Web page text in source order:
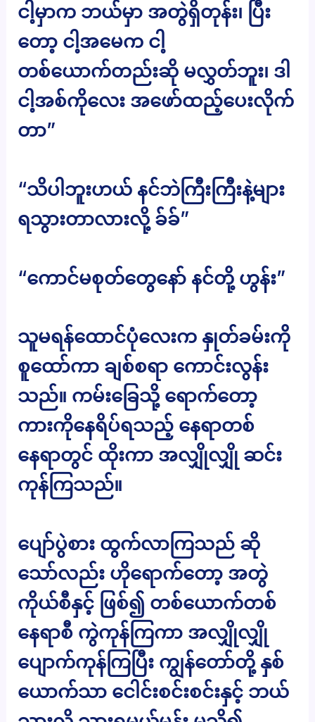
ငါ့မှာက ဘယ်မှာ အတွဲရှိတုန်း၊ ပြီး
တော့ ငါ့အမေက ငါ့
တစ်ယောက်တည်းဆို မလွှတ်ဘူး၊ ဒါ
ငါ့အစ်ကိုလေး အဖော်ထည့်ပေးလိုက်
တာ”
“သိပါဘူးဟယ် နင်ဘဲကြီးကြီးနဲ့များ
ရသွားတာလားလို့ ခ်ခ်”
“ကောင်မစုတ်တွေနော် နင်တို့ ဟွန်း”
သူမရန်ထောင်ပုံလေးက နှုတ်ခမ်းကို
စူထော်ကာ ချစ်စရာ ကောင်းလွန်း
သည်။ ကမ်းခြေသို့ ရောက်တော့
ကားကိုနေရိပ်ရသည့် နေရာတစ်
နေရာတွင် ထိုးကာ အလျှိုလျှို ဆင်း
ကုန်ကြသည်။
ပျော်ပွဲစား ထွက်လာကြသည် ဆို
သော်လည်း ဟိုရောက်တော့ အတွဲ
ကိုယ်စီနှင့် ဖြစ်၍ တစ်ယောက်တစ်
နေရာစီ ကွဲကုန်ကြကာ အလျှိုလျှို
ပျောက်ကုန်ကြပြီး ကျွန်တော်တို့ နှစ်
ယောက်သာ ငေါင်းစင်းစင်းနှင့် ဘယ်